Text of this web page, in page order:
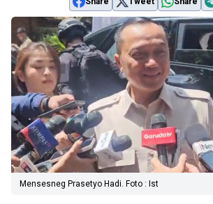
Mensesneg Prasetyo Hadi. Foto : Ist